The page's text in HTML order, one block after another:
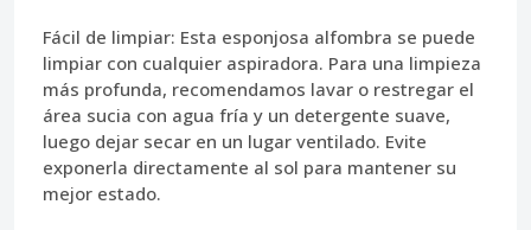
Fácil de limpiar: Esta esponjosa alfombra se puede
limpiar con cualquier aspiradora. Para una limpieza
más profunda, recomendamos lavar o restregar el
área sucia con agua fría y un detergente suave,
luego dejar secar en un lugar ventilado. Evite
exponerla directamente al sol para mantener su
mejor estado.